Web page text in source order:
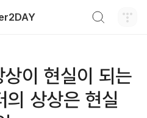
이 현실이 되는
상상은 현실